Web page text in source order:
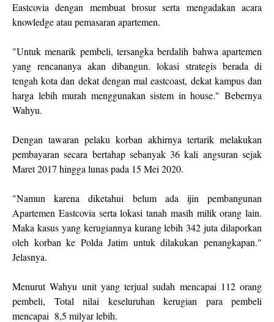
Eastcovia dengan membuat brosur serta mengadakan acara
knowledge atau pemasaran apartemen.
"Untuk menarik pembeli, tersangka berdalih bahwa apartemen
yang rencananya akan dibangun. lokasi strategis berada di
tengah kota dan dekat dengan mal eastcoast, dekat kampus dan
harga lebih murah menggunakan sistem in house." Bebernya
Wahyu.
Dengan tawaran pelaku korban akhirnya tertarik melakukan
pembayaran secara bertahap sebanyak 36 kali angsuran sejak
Maret 2017 hingga lunas pada 15 Mei 2020.
"Namun karena diketahui belum ada ijin pembangunan
Apartemen Eastcovia serta lokasi tanah masih milik orang lain.
Maka kasus yang kerugiannya kurang lebih 342 juta dilaporkan
oleh korban ke Polda Jatim untuk dilakukan penangkapan."
Jelasnya.
Menurut Wahyu unit yang terjual sudah mencapai 112 orang
pembeli, Total nilai keseluruhan kerugian para pembeli
mencapai 8,5 milyar lebih.